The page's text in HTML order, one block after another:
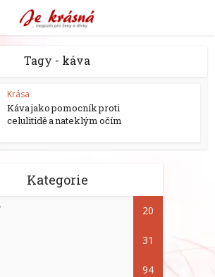
Tagy - káva
Krása
Káva jako pomocník proti
celulitidě a nateklým očím
Kategorie
20
31
94